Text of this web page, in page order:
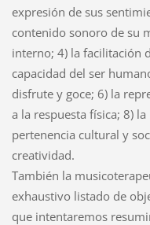
expresión de sus
contenido sonoro de su
interno; 4) la facilitación
capacidad del ser
disfrute y goce; 6) la
a la respuesta física; 8) la
pertenencia cultural y
creatividad.
También la
exhaustivo listado de
que intentaremos